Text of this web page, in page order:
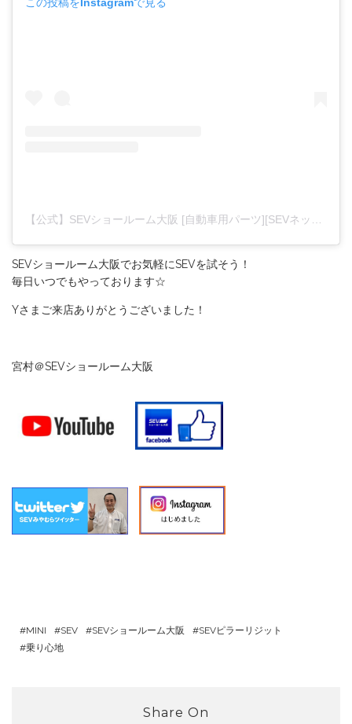
この投稿をInstagramで見る
SEVショールーム大阪でお気軽にSEVを試そう！
毎日いつでもやっております☆
Yさまご来店ありがとうございました！
宮村＠SEVショールーム大阪
MINI SEV SEVショールーム大阪
SEVピラーリジット
乗り心地
Share On